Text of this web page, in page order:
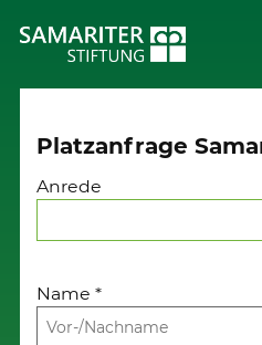
Platzanfrage
Anrede
Name*